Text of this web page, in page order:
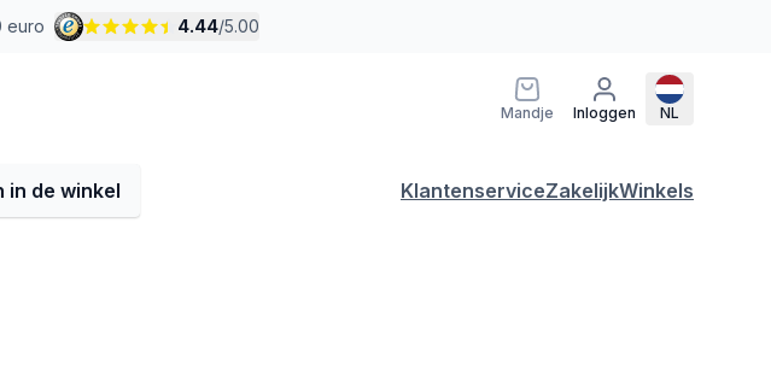
euro 4.44/5.00
Mandje Inloggen NL
in de winkel KlantenserviceZakelijkWinkels